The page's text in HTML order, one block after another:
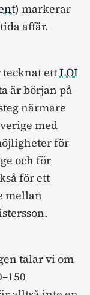
) markerar
affär.
tecknat ettLOI
är början på
närmare
med
för
och för
för ett
mellan
talar vi om